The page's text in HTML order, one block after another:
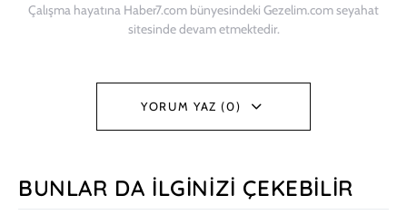
Çalışma hayatına Haber7.com bünyesindeki Gezelim.com seyahat
sitesinde devam etmektedir.
YORUM YAZ (0)
BUNLAR DA İLGINIZI ÇEKEBILIR